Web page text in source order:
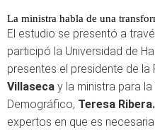
La ministra habla de una
El estudio se presentó a
participó la Universidad de
presentes el presidente de la
Villaseca y la ministra para
Demográfico, Teresa Ribera.
expertos en que es necesaria